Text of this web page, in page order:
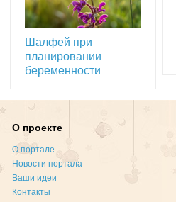
Шалфей при
планировании
беременности
О проекте
О портале
Новости портала
Ваши идеи
Контакты